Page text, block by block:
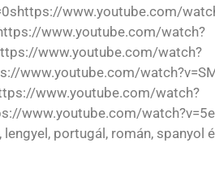
www.youtube.com/
www.youtube.com/watch?
www.youtube.com/watch?
www.youtube.com/
www.youtube.com/watch?
www.youtube.com/
portugál, román, spanyol